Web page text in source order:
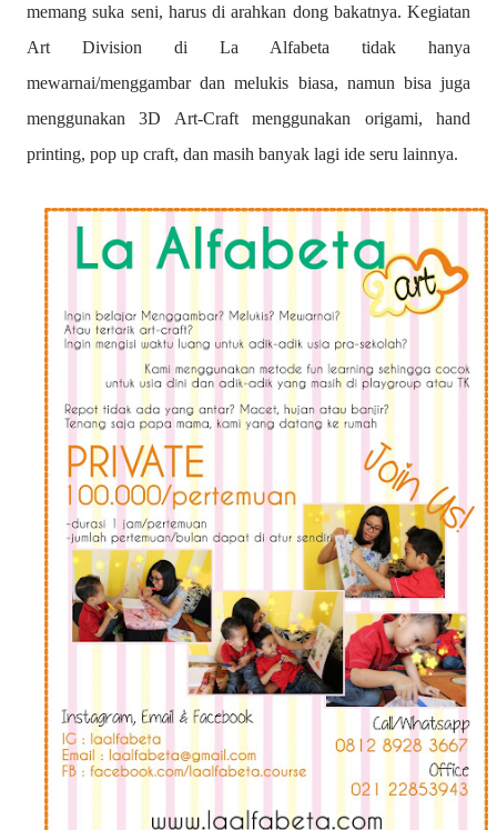
memang suka seni, harus di arahkan dong bakatnya. Kegiatan
Art Division di La Alfabeta tidak hanya
mewarnai/menggambar dan melukis biasa, namun bisa juga
menggunakan 3D Art-Craft menggunakan origami, hand
printing, pop up craft, dan masih banyak lagi ide seru lainnya.